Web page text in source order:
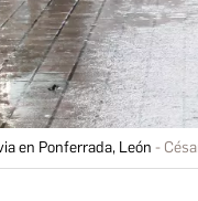
en Ponferrada, León